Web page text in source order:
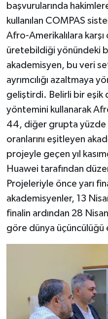
başvurularında
kullanılan COMPAS
Afro-Amerikalılara karşı
üretebildiği yönündeki
akademisyen, bu veri
ayrımcılığı azaltmaya
geliştirdi. Belirli bir eşik
yöntemini kullanarak
44, diğer grupta yüzde
oranlarını eşitleyen
projeyle geçen yıl
Huawei tarafından
Projeleriyle önce yarı
akademisyenler, 13
finalin ardından 28
göre dünya